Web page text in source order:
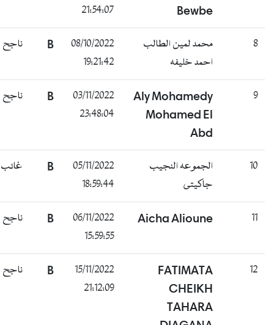
Bewbe
21:54:07
محمد لمين الطالب
احمد خليفه
08/10/2022
19:21:42
ناجح
Aly Mohamedy
Mohamed El
Abd
03/11/2022
23:48:04
ناجح
10
الجموعه النجيب
جاكيتى
05/11/2022
18:59:44
غائب
Aicha Alioune
06/11/2022
15:59:55
ناجح
12
FATIMATA
CHEIKH
TAHARA
15/11/2022
21:12:09
ناجح